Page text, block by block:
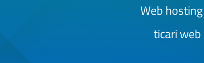
Web
ticari web